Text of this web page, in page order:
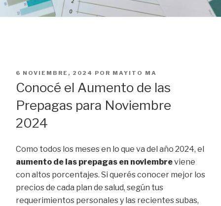
PUBLICADO
6 NOVIEMBRE, 2024 POR MAYITO MA
Conocé el Aumento de las
Prepagas para Noviembre
2024
Como todos los meses en lo que va del año 2024, el
aumento de las prepagas en noviembreviene
con altos porcentajes. Si querés conocer mejor los
precios de cada plan de salud, según tus
requerimientos personales y las recientes subas,